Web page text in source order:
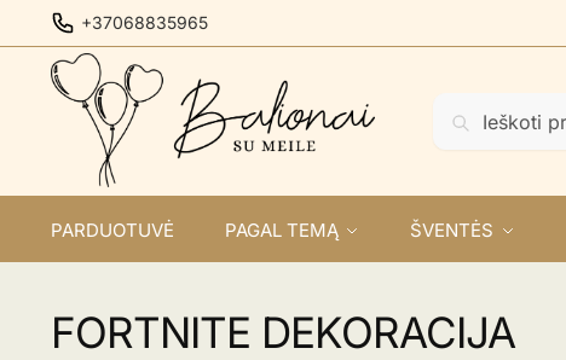
to
navigation
to
content
+37068835965
PARDUOTUVĖ PAGAL TEMĄ ŠVENTĖS
FORTNITE DEKORACIJA